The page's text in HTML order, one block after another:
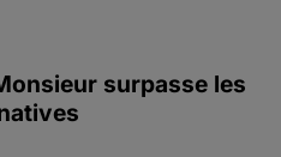
surpasse les